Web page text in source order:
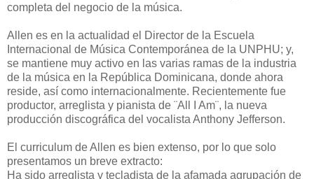
completa del negocio de la música.
Allen es en la actualidad el Director de la Escuela
Internacional de Música Contemporánea de la UNPHU; y,
se mantiene muy activo en las varias ramas de la industria
de la música en la República Dominicana, donde ahora
reside, así como internacionalmente. Recientemente fue
productor, arreglista y pianista de ¨All I Am¨, la nueva
producción discográfica del vocalista Anthony Jefferson.
El curriculum de Allen es bien extenso, por lo que solo
presentamos un breve extracto:
Ha sido arreglista y tecladista de la afamada agrupación de